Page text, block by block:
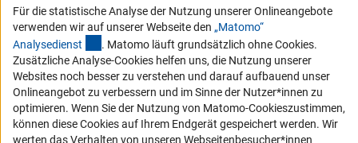
Barrierefreiheit
Service und Informationen für Menschen mit Behinderungen
Erklärung zur Barrierefreiheit
Barriere melden
DFG-aktuell
Für die statistische Analyse der Nutzung unserer Onlineangebote
verwenden wir auf unserer Webseite den „Matomo“
Analysedienst (externer Link)
. Matomo läuft grundsätzlich ohne Cookies.
Zusätzliche Analyse-Cookies helfen uns, die Nutzung unserer
Websites noch besser zu verstehen und darauf aufbauend unser
Onlineangebot zu verbessern und im Sinne der Nutzer*innen zu
optimieren. Wenn Sie der Nutzung von Matomo-Cookieszustimmen,
können diese Cookies auf Ihrem Endgerät gespeichert werden. Wir
werten das Verhalten von unseren Webseitenbesucher*innen